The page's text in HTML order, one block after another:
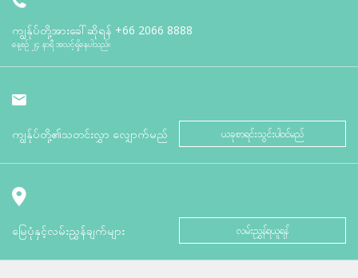
ကျွန်ုပ်တို့အားခေါ်ဆိုရန် +66 2066 8888
နေ့စဉ် ၂၄ နာရီ အသင့်ရှိနေပါသည်။
ကျွန်ုပ်တို့၏သတင်းလွှာ လျှောက်မည် ယခုစာရင်းသွင်းပါဝင်မည်
မြေပုံနှင့်လမ်းညွှန်ချက်များ လမ်းညွှန်ရယူရန်